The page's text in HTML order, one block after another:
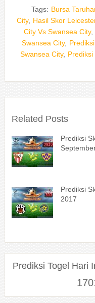
Tags: Bursa
City, Hasil Skor
City Vs Swansea City,
Swansea City,
Swansea City,
Related Posts
Prediksi
Prediksi
2017
Prediksi Togel Hari